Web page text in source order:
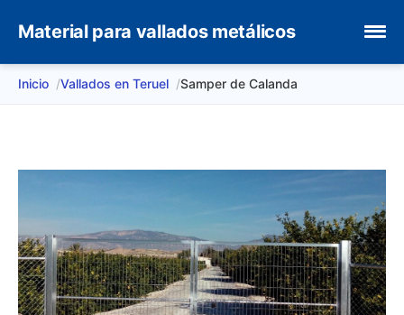
Material para vallados metálicos
Inicio Vallados en Teruel Samper de Calanda